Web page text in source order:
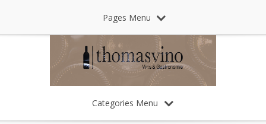
Pages Menu
Categories Menu